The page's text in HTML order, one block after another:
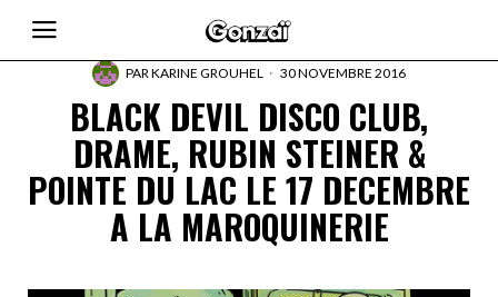
PARKARINE GROUHEL 30 NOVEMBRE 2016
BLACK DEVIL DISCO CLUB,
DRAME, RUBIN STEINER &
POINTE DU LAC LE 17 DECEMBRE
A LA MAROQUINERIE